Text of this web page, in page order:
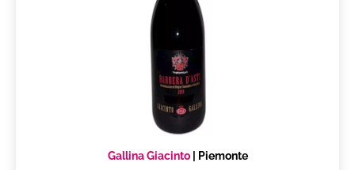
Gallina Giacinto| Piemonte